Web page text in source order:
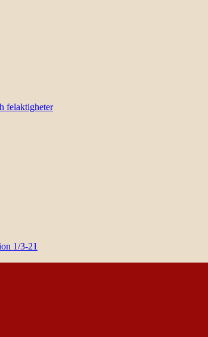
felaktigheter
1/3-21